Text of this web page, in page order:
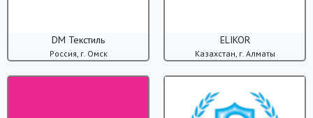
DM Текстиль
Россия, г. Омск
ELIKOR
Казахстан, г. Алматы